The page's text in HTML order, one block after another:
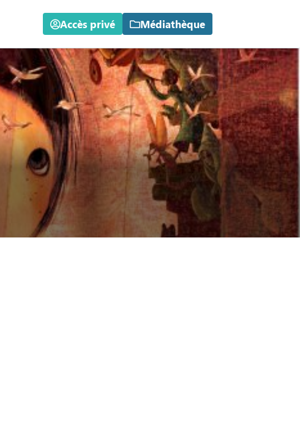
Accès privé Médiathèque